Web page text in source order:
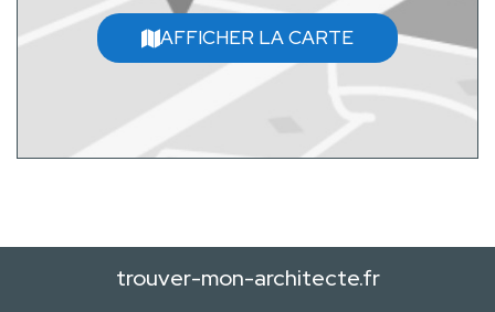
AFFICHER LA CARTE
trouver-mon-architecte.fr